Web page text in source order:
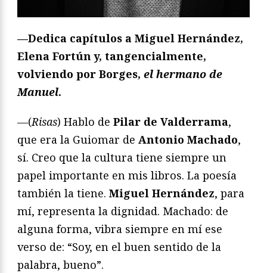
—Dedica capítulos a Miguel Hernández,
Elena Fortún y, tangencialmente,
volviendo por Borges, el hermano de
Manuel.
—(Risas) Hablo de Pilar de Valderrama,
que era la Guiomar de Antonio Machado,
sí. Creo que la cultura tiene siempre un
papel importante en mis libros. La poesía
también la tiene. Miguel Hernández, para
mí, representa la dignidad. Machado: de
alguna forma, vibra siempre en mí ese
verso de: “Soy, en el buen sentido de la
palabra, bueno”.